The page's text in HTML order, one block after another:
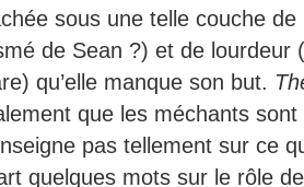
sous une telle couche
de Sean ?) et de
qu’elle manque son but.
que les méchants
pas tellement sur ce
quelques mots sur le rôle